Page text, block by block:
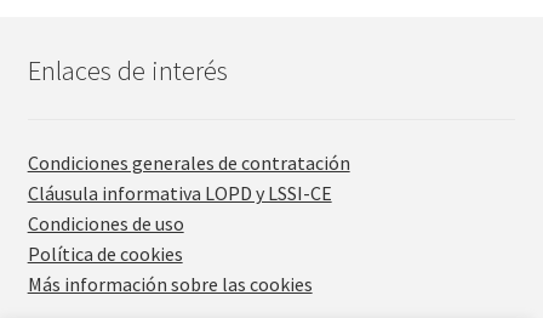
Mi cuenta
Perstorp Quimica do Brasil Ltda
Política de cookies
Política de devoluciones y reembolsos
Enlaces de interés
Condiciones generales de contratación
Cláusula informativa LOPD y LSSI-CE
Condiciones de uso
Política de cookies
Más información sobre las cookies